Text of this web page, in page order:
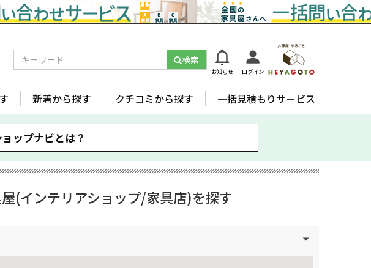
検索
お知らせ ログイン
新着から探す クチコミから探す 一括見積もりサービス
ョップナビとは？
(インテリアショップ/家具店)を探す